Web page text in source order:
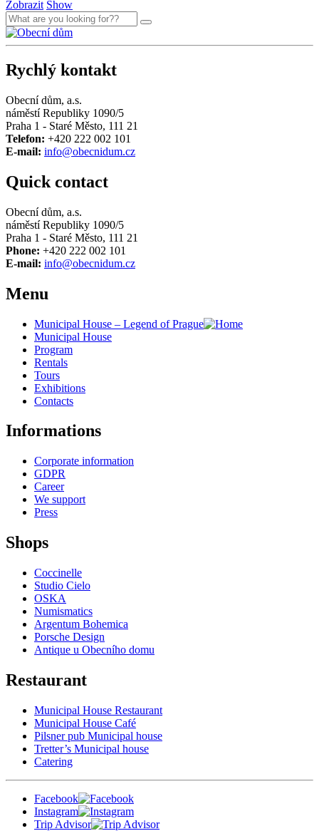
Zobrazit Show
Rychlý kontakt
Obecní dům, a.s.
náměstí Republiky 1090/5
Praha 1 - Staré Město, 111 21
Telefon: +420 222 002 101
E-mail: info@obecnidum.cz
Quick contact
Obecní dům, a.s.
náměstí Republiky 1090/5
Praha 1 - Staré Město, 111 21
Phone: +420 222 002 101
E-mail: info@obecnidum.cz
Menu
Municipal House – Legend of Prague
Municipal House
Program
Rentals
Tours
Exhibitions
Contacts
Informations
Corporate information
GDPR
Career
We support
Press
Shops
Coccinelle
Studio Cielo
OSKA
Numismatics
Argentum Bohemica
Porsche Design
Antique u Obecního domu
Restaurant
Municipal House Restaurant
Municipal House Café
Pilsner pub Municipal house
Tretter’s Municipal house
Catering
Facebook
Instagram
Trip Advisor